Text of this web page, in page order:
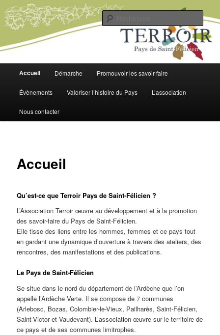
Aller
au
contenu
Terroir Pays de Saint-Félicien
Pour un territoire agroécologique, citoyen et solidaire
Accueil Démarche Promouvoir les savoir-faire
Évènements Valoriser l’histoire du Pays L’association
Nous contacter
Accueil
Qu’est-ce que Terroir Pays de Saint-Félicien ?
L’Association Terroir œuvre au développement et à la promotion
des savoir-faire du Pays de Saint-Félicien.
Elle tisse des liens entre les hommes, femmes et ce pays tout
en gardant une dynamique d’ouverture à travers des ateliers, des
rencontres, des manifestations et des publications.
Le Pays de Saint-Félicien
Se situe dans le nord du département de l’Ardèche que l’on
appelle l’Ardèche Verte. Il se compose de 7 communes
(Arlebosc, Bozas, Colombier-le-Vieux, Pailharès, Saint-Félicien,
Saint-Victor et Vaudevant). L’association œuvre sur le territoire de
ce pays et de ses communes limitrophes.